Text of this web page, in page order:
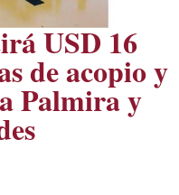
USD 16
de acopio y
Palmira y